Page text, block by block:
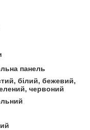
панель
білий, бежевий,
червоний